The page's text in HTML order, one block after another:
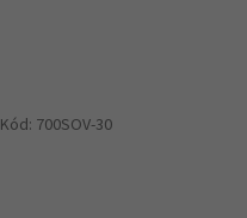
Kód: 700SOV-30